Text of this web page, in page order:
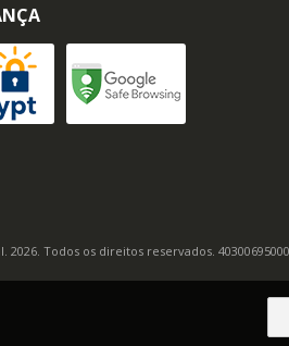
Todos os direitos reservados.